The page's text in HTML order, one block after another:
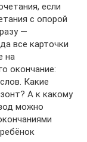
если
с опорой
—
все карточки
на
окончание:
Какие
А к какому
можно